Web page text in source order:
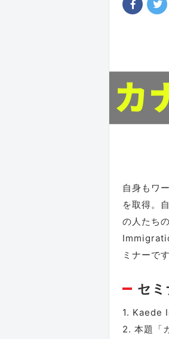
自身もワ
を取得。
の人たち
ミナーです
セミ
1. Kaede
2. 本題「